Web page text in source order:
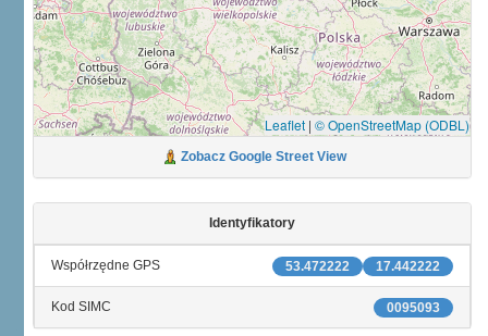
Leaflet | © OpenStreetMap (ODBL)
Zobacz Google Street View
Identyfikatory
17.442222
53.472222
Współrzędne GPS
0095093
Kod SIMC